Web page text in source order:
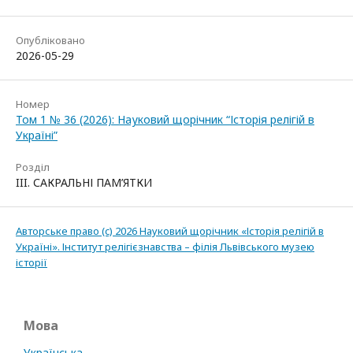
Опубліковано
2026-05-29
Номер
Том 1 № 36 (2026): Науковий щорічник “Історія релігій в
Україні”
Розділ
III. САКРАЛЬНІ ПАМ’ЯТКИ
Авторське право (c) 2026 Науковий щорічник «Історія релігій в
Україні». Інститут релігієзнавства – філія Львівського музею
історії
Мова